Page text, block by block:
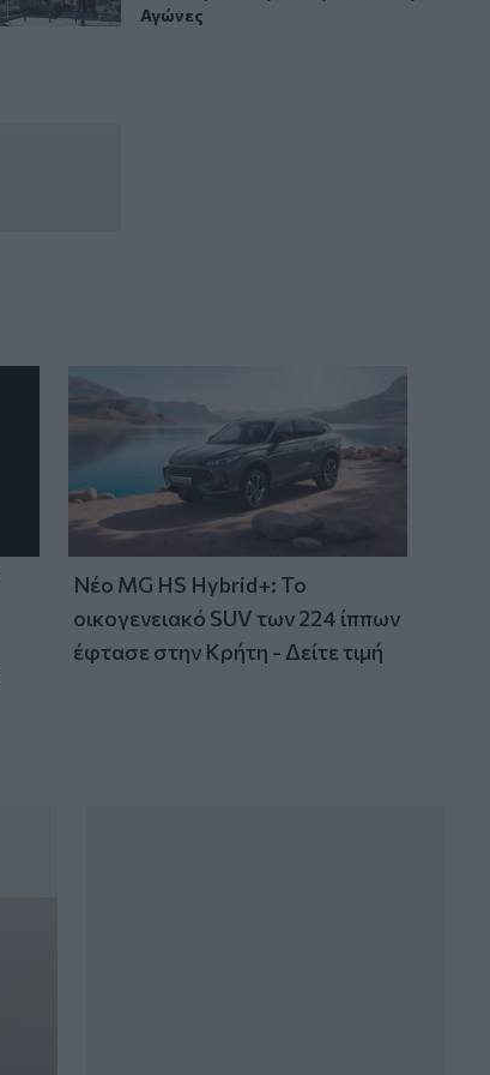
ποτάμια σε ιστορικά χαμηλά επίπεδα
Αγώνες
Νέο MG HS Hybrid+: Το
οικογενειακό SUV των 224 ίππων
έφτασε στην Κρήτη - Δείτε τιμή